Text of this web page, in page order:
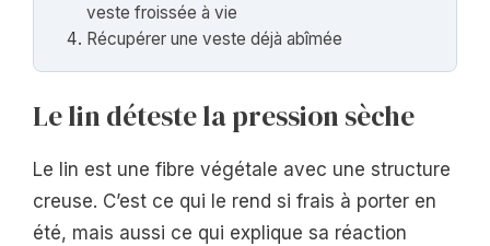
veste froissée à vie
Récupérer une veste déjà abîmée
Le lin déteste la pression sèche
Le lin est une fibre végétale avec une structure
creuse. C’est ce qui le rend si frais à porter en
été, mais aussi ce qui explique sa réaction